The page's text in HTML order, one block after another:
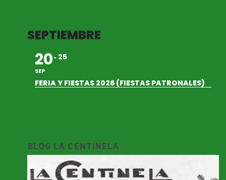
SEPTIEMBRE
20
SEP
25
FERIA Y FIESTAS 2026 (FIESTAS PATRONALES)
BLOG LA CENTINELA